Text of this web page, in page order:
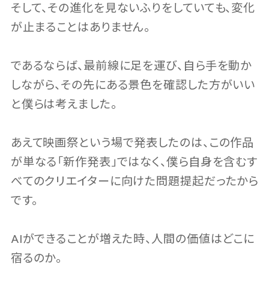
そして、その進化を見ないふりをしていても、変化
が止まることはありません。
であるならば、最前線に足を運び、自ら手を動か
しながら、その先にある景色を確認した方がいい
と僕らは考えました。
あえて映画祭という場で発表したのは、この作品
が単なる「新作発表」ではなく、僕ら自身を含むす
べてのクリエイターに向けた問題提起だったから
です。
AIができることが増えた時、人間の価値はどこに
宿るのか。